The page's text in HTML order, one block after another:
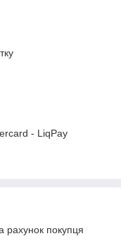
- LiqPay
рахунок покупця